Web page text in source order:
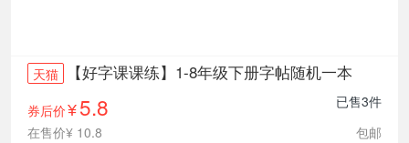
天猫 【好字课课练】1-8年级下册字帖随机一本
券后价¥ 5.8
已售3件
在售价¥ 10.8
包邮